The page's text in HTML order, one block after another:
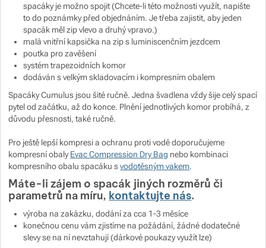
spacáky je možno spojit(Chcete-li této možnosti využít, napište
to do poznámky před objednáním. Je třeba zajistit, aby jeden
spacák měl zip vlevo a druhý vpravo.)
malá vnitřní kapsička na zip s luminiscenčním jezdcem
poutka pro zavěšení
systém trapezoidních komor
dodáván s velkým skladovacím i kompresním obalem
Spacáky Cumulus jsou šité ručně. Jedna švadlena vždy šije celý spací
pytel od začátku, až do konce. Plnění jednotlivých komor probíhá, z
důvodu přesnosti, také ručně.
Pro ještě lepší kompresi a ochranu proti vodě doporučujeme
kompresní obalyEvac Compression Dry Bag nebo kombinaci
kompresního obalu spacáku svodotěsným vakem.
Máte-li zájem o spacák jiných rozměrů či
parametrů na míru, kontaktujte nás.
výroba na zakázku, dodání za cca 1-3 měsíce
konečnou cenu vám zjistíme na požádání, žádné dodatečné
slevy se na ní nevztahují (dárkové poukazy využít lze)